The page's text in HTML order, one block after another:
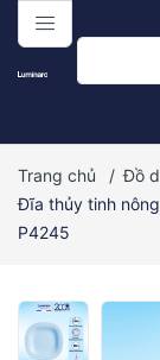
menu
Trang chủ / Đồ
Đĩa thủy tinh
P4245